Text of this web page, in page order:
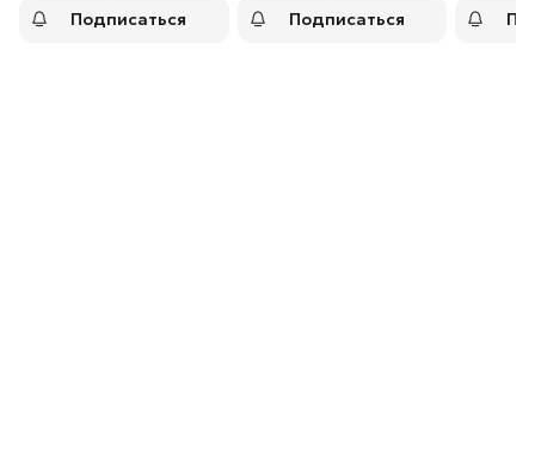
Подписаться Подписаться